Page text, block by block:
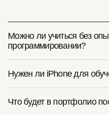
Можно ли учиться без
программировании?
Нужен ли iPhone для
Что будет в портфолио